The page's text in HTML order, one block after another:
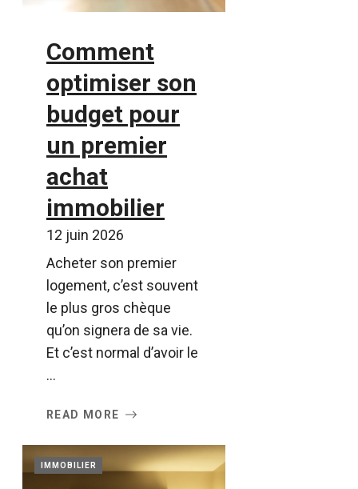
Comment
optimiser son
budget pour
un premier
achat
immobilier
12 juin 2026
Acheter son premier
logement, c’est souvent
le plus gros chèque
qu’on signera de sa vie.
Et c’est normal d’avoir le
...
READ MORE
IMMOBILIER